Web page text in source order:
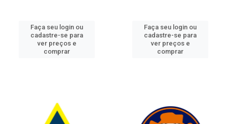
Faça seu login ou
cadastre-se para
ver preços e
comprar
Faça seu login ou
cadastre-se para
ver preços e
comprar